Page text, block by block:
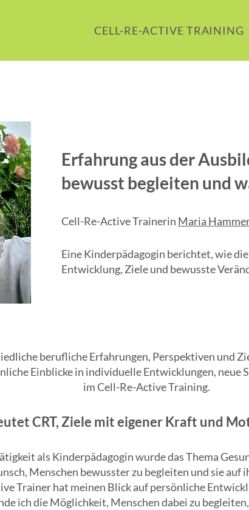
CELL-RE-ACTIVE TRAINING
Erfahrung aus der
bewusst begleiten und
Cell-Re-Active Trainerin Maria
Eine Kinderpädagogin berichtet, wie
Entwicklung, Ziele und bewusste
berufliche Erfahrungen, Perspektiven und
Einblicke in individuelle Entwicklungen, neue
im Cell-Re-Active Training.
CRT, Ziele mit eigener Kraft und
als Kinderpädagogin wurde das Thema
Menschen bewusster zu begleiten und sie
Trainer hat meinen Blick auf persönliche
ich die Möglichkeit, Menschen dabei zu